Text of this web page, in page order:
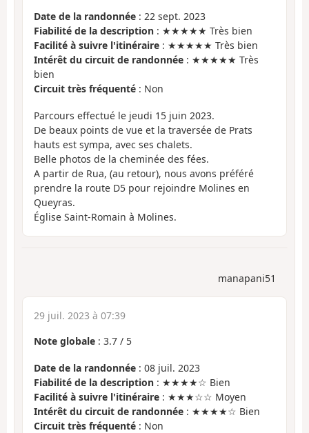
Date de la randonnée : 22 sept. 2023
Fiabilité de la description : ★★★★★ Très bien
Facilité à suivre l'itinéraire : ★★★★★ Très bien
Intérêt du circuit de randonnée : ★★★★★ Très
bien
Circuit très fréquenté : Non
Parcours effectué le jeudi 15 juin 2023.
De beaux points de vue et la traversée de Prats
hauts est sympa, avec ses chalets.
Belle photos de la cheminée des fées.
A partir de Rua, (au retour), nous avons préféré
prendre la route D5 pour rejoindre Molines en
Queyras.
Église Saint-Romain à Molines.
manapani51
29 juil. 2023 à 07:39
Note globale : 3.7 / 5
Date de la randonnée : 08 juil. 2023
Fiabilité de la description : ★★★★☆ Bien
Facilité à suivre l'itinéraire : ★★★☆☆ Moyen
Intérêt du circuit de randonnée : ★★★★☆ Bien
Circuit très fréquenté : Non